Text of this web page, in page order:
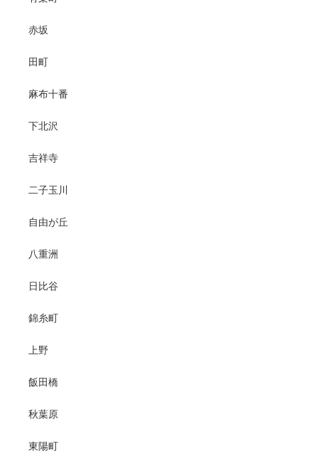
赤坂
田町
麻布十番
下北沢
吉祥寺
二子玉川
自由が丘
八重洲
日比谷
錦糸町
上野
飯田橋
秋葉原
東陽町